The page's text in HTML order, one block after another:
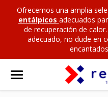
Ofrecemos una amplia
entálpicos adecuados
de recuperación de
adecuado, no dude en